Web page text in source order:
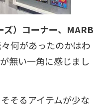
ズ）コーナー、 MARB
何があったのかはわ
無い一角に感じまし
そるアイテムが少な